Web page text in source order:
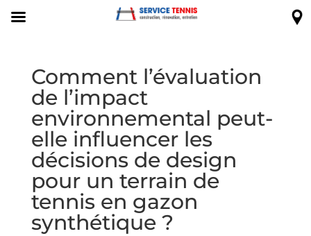
Comment l’évaluation
de l’impact
environnemental peut-
elle influencer les
décisions de design
pour un terrain de
tennis en gazon
synthétique ?